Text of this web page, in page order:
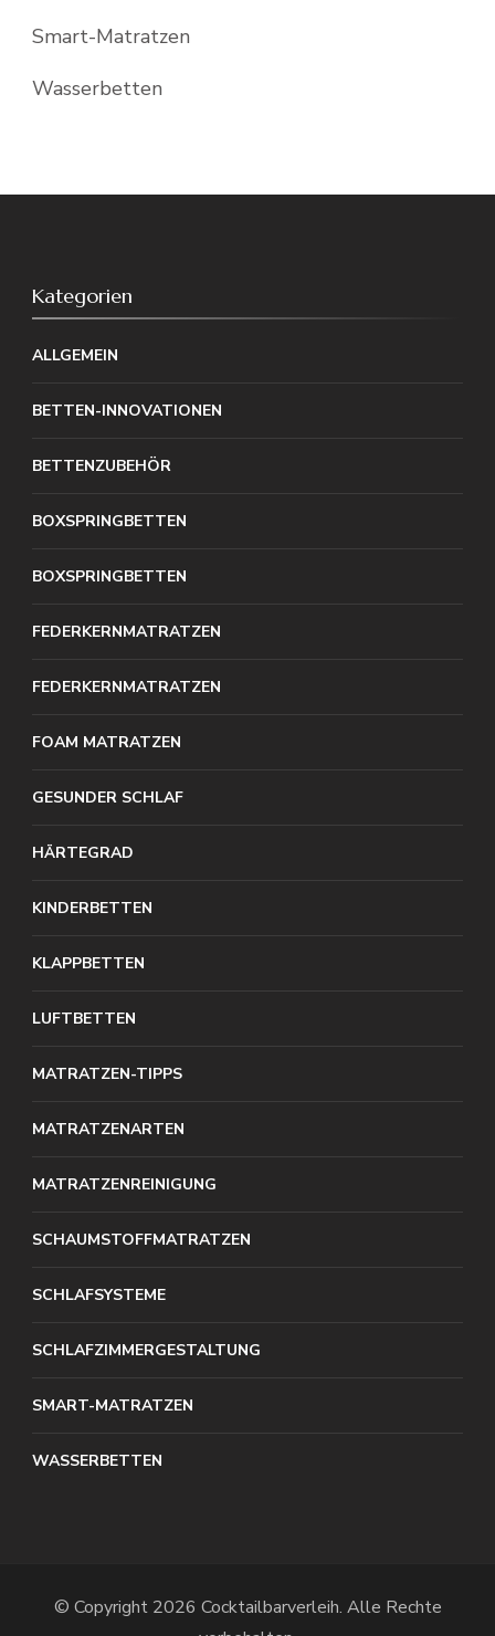
Smart-Matratzen
Wasserbetten
Kategorien
ALLGEMEIN
BETTEN-INNOVATIONEN
BETTENZUBEHÖR
BOXSPRINGBETTEN
BOXSPRINGBETTEN
FEDERKERNMATRATZEN
FEDERKERNMATRATZEN
FOAM MATRATZEN
GESUNDER SCHLAF
HÄRTEGRAD
KINDERBETTEN
KLAPPBETTEN
LUFTBETTEN
MATRATZEN-TIPPS
MATRATZENARTEN
MATRATZENREINIGUNG
SCHAUMSTOFFMATRATZEN
SCHLAFSYSTEME
SCHLAFZIMMERGESTALTUNG
SMART-MATRATZEN
WASSERBETTEN
© Copyright 2026 Cocktailbarverleih. Alle Rechte